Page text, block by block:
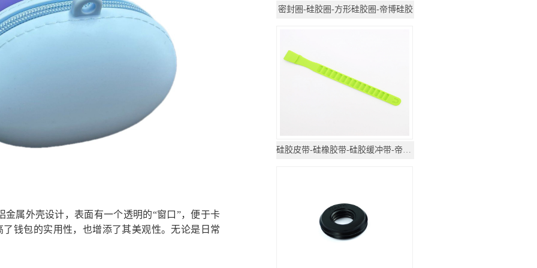
金属外壳设计，表面有一个透明的“窗口”，便于卡
钱包的实用性，也增添了其美观性。无论是日常
密封圈-硅胶圈-方形硅胶圈-帝博硅胶
硅胶皮带-硅橡胶带-硅胶缓冲带-帝博硅胶